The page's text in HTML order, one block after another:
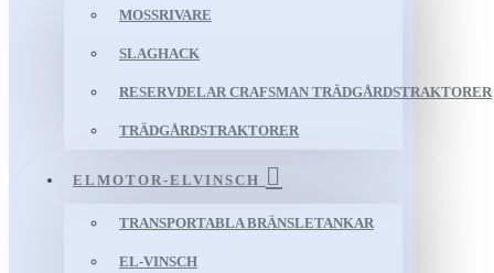
MOSSRIVARE
SLAGHACK
RESERVDELAR CRAFSMAN TRÄDGÅRDSTRAKTORER
TRÄDGÅRDSTRAKTORER
ELMOTOR-ELVINSCH
TRANSPORTABLA BRÄNSLETANKAR
EL-VINSCH